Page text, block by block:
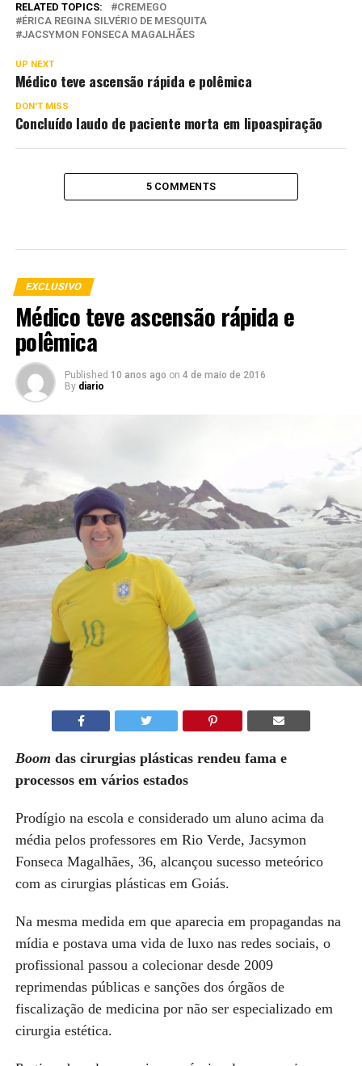
RELATED TOPICS:
CREMEGO
ÉRICA REGINA SILVÉRIO DE MESQUITA
JACSYMON FONSECA MAGALHÃES
UP NEXT
Médico teve ascensão rápida e polêmica
DON'T MISS
Concluído laudo de paciente morta em lipoaspiração
5 COMMENTS
EXCLUSIVO
Médico teve ascensão rápida e
polêmica
Published 10 anos ago on 4 de maio de 2016
By diario
Boom das cirurgias plásticas rendeu fama e
processos em vários estados
Prodígio na escola e considerado um aluno acima da
média pelos professores em Rio Verde, Jacsymon
Fonseca Magalhães, 36, alcançou sucesso meteórico
com as cirurgias plásticas em Goiás.
Na mesma medida em que aparecia em propagandas na
mídia e postava uma vida de luxo nas redes sociais, o
profissional passou a colecionar desde 2009
reprimendas públicas e sanções dos órgãos de
fiscalização de medicina por não ser especializado em
cirurgia estética.